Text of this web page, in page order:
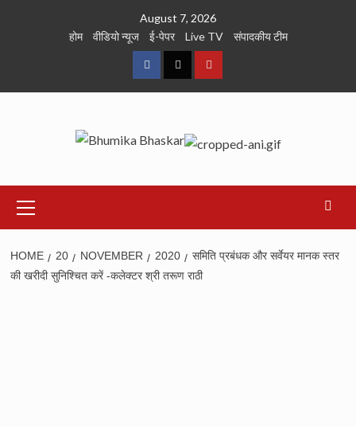
August 7, 2026
होम
वीडियो न्यूज ई-पेपर Live TV संपादकीय टीम
FacebookTwitterYoutube
Menu
HOME 20 NOVEMBER 2020
समिति प्रबंधक और सर्वेयर मानक स्तर
की खरीदी सुनिश्चित करें -कलेक्टर श्री तरूण राठी